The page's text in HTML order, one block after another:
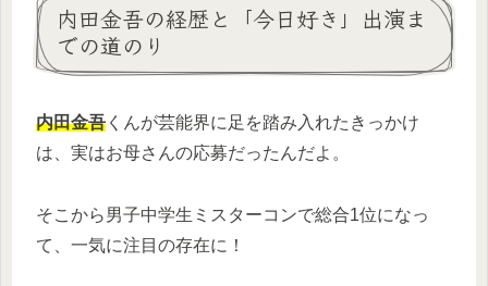
内田金吾の経歴と「今日好き」出演ま
での道のり
内田金吾 くんが芸能界に足を踏み入れたきっかけ
は、実はお母さんの応募だったんだよ。
そこから男子中学生ミスターコンで総合1位になっ
て、一気に注目の存在に！